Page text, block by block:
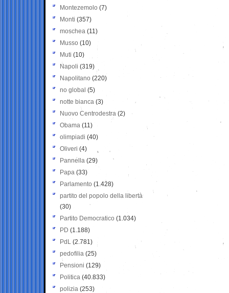
Montezemolo (7)
Monti (357)
moschea (11)
Musso (10)
Muti (10)
Napoli (319)
Napolitano (220)
no global (5)
notte bianca (3)
Nuovo Centrodestra (2)
Obama (11)
olimpiadi (40)
Oliveri (4)
Pannella (29)
Papa (33)
Parlamento (1.428)
partito del popolo della libertà
(30)
Partito Democratico (1.034)
PD (1.188)
PdL (2.781)
pedofilia (25)
Pensioni (129)
Politica (40.833)
polizia (253)